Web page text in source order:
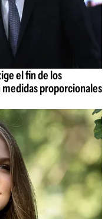
el fin de los
proporcionales